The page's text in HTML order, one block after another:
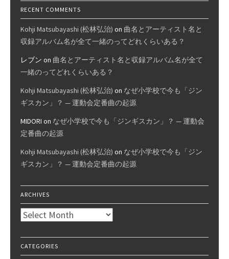
RECENT COMMENTS
Kohji Matsubayashi (松林弘治) on 曲名とアーティスト名と
収録アルバム名が全て一緒のってどれくらいある？
レブン on 曲名とアーティスト名と収録アルバム名が全て
一緒のってどれくらいある？
Kohji Matsubayashi (松林弘治) on なぜ小学校で今も「ジン
ギスカン」？ — 運動会定番曲の起源
MIDORI on なぜ小学校で今も「ジンギスカン」？ — 運動会
定番曲の起源
Kohji Matsubayashi (松林弘治) on なぜ小学校で今も「ジン
ギスカン」？ — 運動会定番曲の起源
ARCHIVES
Archives
CATEGORIES